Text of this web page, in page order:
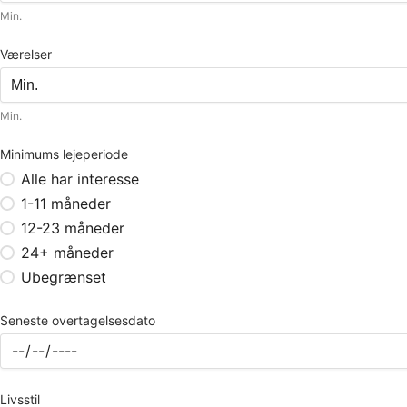
Min.
Værelser
Min.
Minimums lejeperiode
Alle har interesse
1-11 måneder
12-23 måneder
24+ måneder
Ubegrænset
Seneste overtagelsesdato
Livsstil